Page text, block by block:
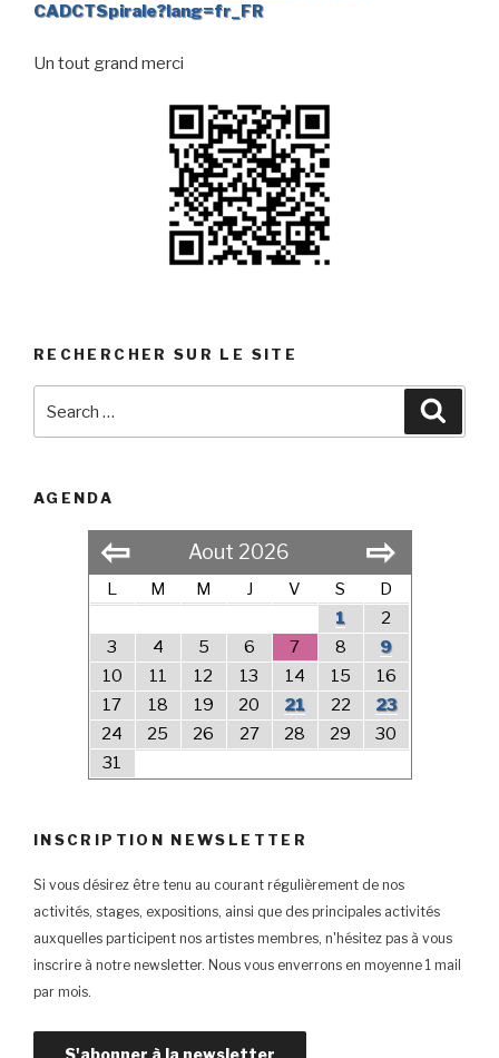
CADCTSpirale?lang=fr_FR
Un tout grand merci
RECHERCHER SUR LE SITE
AGENDA
⇦ Aout 2026 ⇨
L M M J V S
D
1
2
3
4 5 6 7 8
9
10
11 12 13 14 15
16
17
18 19 20 21 22
23
24
25 26 27 28 29
30
31
INSCRIPTION NEWSLETTER
Si vous désirez être tenu au courant régulièrement de nos
activités, stages, expositions, ainsi que des principales activités
auxquelles participent nos artistes membres, n'hésitez pas à vous
inscrire à notre newsletter. Nous vous enverrons en moyenne 1 mail
par mois.